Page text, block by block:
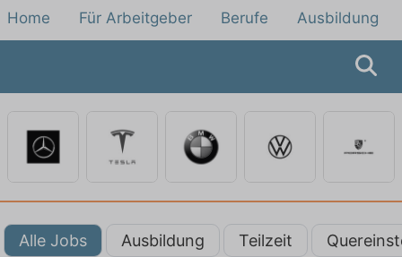
Home Für Arbeitgeber Berufe Ausbildung
Alle Jobs Ausbildung Teilzeit